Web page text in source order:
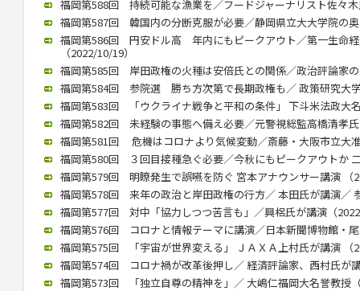
福岡第588回 持続可能な漁業を／フードジャーナリスト佐々
福岡第587回 韓国内の分断克服が必要／静岡県立大大学院の
福岡第586回 円安ドル高 年内にもピークアウト／第一生命
（2022/10/19）
福岡第585回 岸田政権の火種は安倍氏との関係／政治評論家
福岡第584回 参院選 勝ち方次第で長期政権も／ 政策研究大
福岡第583回 「ウクライナ戦争と平和の条件」 下斗米法政大
福岡第582回 未経験の事態へ備え必要／元警視総監高橋清孝
福岡第581回 危機はコロナより気候変動／斎藤・大阪市立大
福岡第580回 ３回目接種急ぐ必要／今秋にもピークアウトか
福岡第579回 明瞭発生で誤嚥を防ぐ 宮本アナウンサー講演 （
福岡第578回 来年の政治と岸田政権の行方／ 本田氏が講演／
福岡第577回 対中「協力しつつ苦言も」／興梠氏が講演（
福岡第576回 コロナと情報テーマに講演／日本新聞博物館・
福岡第575回 「宇宙が世界変える」 ＪＡＸＡ上村氏が講演 （
福岡第574回 コロナ禍が改革後押し／ 経済評論家、西村氏が
福岡第573回 「独立自尊の精神を」／ 大嶋仁福岡大名誉教授